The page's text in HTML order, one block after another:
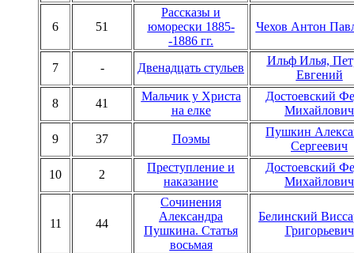
6 51
Рассказы и
юморески 1885-
-1886 гг.
Чехов Антон
7 - Двенадцать стульев
Ильф Илья,
Евгений
8 41
Мальчик у Христа
на елке
Достоевский
Михайлович
9 37 Поэмы
Пушкин
Сергеевич
10 2
Преступление и
наказание
Достоевский
Михайлович
11 44
Сочинения
Александра
Пушкина. Статья
восьмая
Белинский
Григорьевич